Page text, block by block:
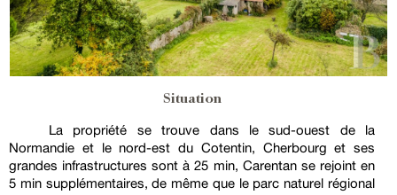
Situation
La propriété se trouve dans le sud-ouest de la
Normandie et le nord-est du Cotentin, Cherbourg et ses
grandes infrastructures sont à 25 min, Carentan se rejoint en
5 min supplémentaires, de même que le parc naturel régional